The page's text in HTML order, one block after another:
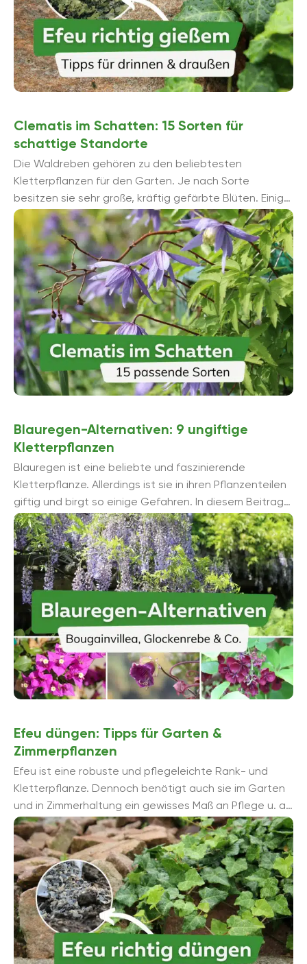
Clematis im Schatten: 15 Sorten für
schattige Standorte
Die Waldreben gehören zu den beliebtesten
Kletterpflanzen für den Garten. Je nach Sorte
besitzen sie sehr große, kräftig gefärbte Blüten. Einige
Sorten der Clematis ...
Blauregen-Alternativen: 9 ungiftige
Kletterpflanzen
Blauregen ist eine beliebte und faszinierende
Kletterpflanze. Allerdings ist sie in ihren Pflanzenteilen
giftig und birgt so einige Gefahren. In diesem Beitrag
stellen wir 9 ungiftige Kletterpflanzen als Blauregen-
Alternativen vor.
Efeu düngen: Tipps für Garten &
Zimmerpflanzen
Efeu ist eine robuste und pflegeleichte Rank- und
Kletterpflanze. Dennoch benötigt auch sie im Garten
und in Zimmerhaltung ein gewisses Maß an Pflege u. a.
in Form regelmäßiger ...